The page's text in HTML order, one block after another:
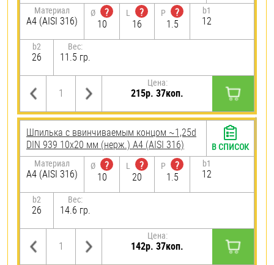
Материал
A4 (AISI 316)
Ø
?
10
L
?
16
P
?
1.5
b1
12
b2
26
Вес:
11.5 гр.
Цена:
215р. 37коп.
Шпилька c ввинчиваемым концом ~1,25d
DIN 939 10х20 мм (нерж.) A4 (AISI 316)
Материал
A4 (AISI 316)
Ø
?
10
L
?
20
P
?
1.5
b1
12
b2
26
Вес:
14.6 гр.
Цена:
142р. 37коп.
В СПИСОК